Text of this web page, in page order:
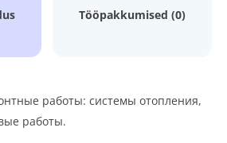
Tööpakkumised (0)
работы: системы отопления,
работы.